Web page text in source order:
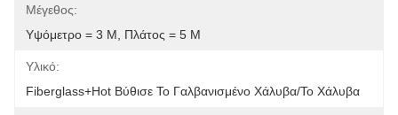
Μέγεθος:
Υψόμετρο = 3 M, Πλάτος = 5 M
Υλικό:
Fiberglass+Hot Βύθισε Το Γαλβανισμένο Χάλυβα/το Χάλυβα